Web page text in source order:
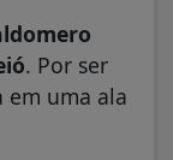
. Por ser
em uma ala